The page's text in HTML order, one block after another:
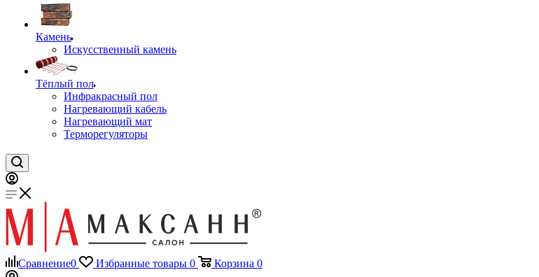
Камень
Искусственный камень
Тёплый пол
Инфракрасный пол
Нагревающий кабель
Нагревающий мат
Терморегуляторы
Сравнение0 Избранные товары 0 Корзина 0